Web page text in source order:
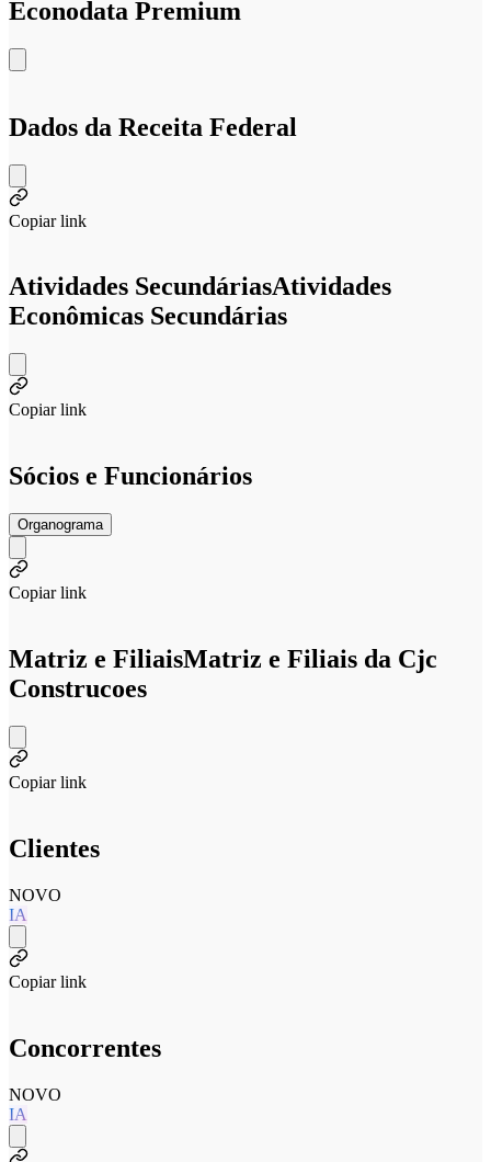
Econodata Premium
Dados da Receita Federal
Copiar link
Atividades SecundáriasAtividades
Econômicas Secundárias
Copiar link
Sócios e Funcionários
Organograma
Copiar link
Matriz e FiliaisMatriz e Filiais da Cjc
Construcoes
Copiar link
Clientes
NOVO
IA
Copiar link
Concorrentes
NOVO
IA